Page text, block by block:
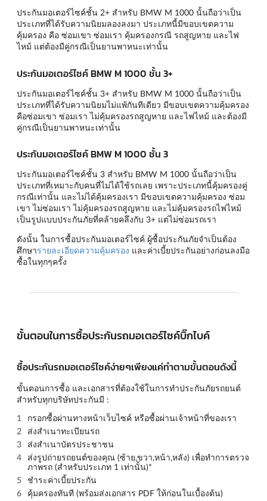
ประกันมอเตอร์ไซค์ชั้น 2+ สำหรับ BMW M 1000 นั้นถือว่าเป็น
ประเภทที่ได้รับความนิยมลองลงมา ประเภทนี้มีขอบเขตความ
คุ้มครอง คือ ซ่อมเขา ซ่อมเรา คุ้มครองกรณี รถสูญหาย และไฟ
ไหม้ แต่ต้องมีคู่กรณีเป็นยานพาหนะเท่านั้น
ประกันมอเตอร์ไซค์ BMW M 1000 ชั้น 3+
ประกันมอเตอร์ไซค์ชั้น 3+ สำหรับ BMW M 1000 นั้นถือว่าเป็น
ประเภทที่ได้รับความนิยมไม่แพ้กันทีเดียว มีขอบเขตความคุ้มครอง
คือซ่อมเขา ซ่อมเรา ไม่คุ้มครองรถสูญหาย และไฟไหม้ และต้องมี
คู่กรณีเป็นยานพาหนะเท่านั้น
ประกันมอเตอร์ไซค์ BMW M 1000 ชั้น 3
ประกันมอเตอร์ไซค์ชั้น 3 สำหรับ BMW M 1000 นั้นถือว่าเป็น
ประเภทที่เหมาะกับคนที่ไม่ได้ใช้รถเลย เพราะประเภทนี้คุ้มครองคู่
กรณีเท่านั้น และไม่ได้คุ้มครองเรา มีขอบเขตความคุ้มครอง ซ่อม
เขา ไม่ซ่อมเรา ไม่คุ้มครองรถสูญหาย และไม่คุ้มครองรถไฟไหม้
เป็นรูปแบบประกันภัยที่คล้ายคลึงกับ 3+ แต่ไม่ซ่อมรถเรา
ดังนั้น ในการซื้อประกันมอเตอร์ไซค์ ผู้ซื้อประกันภัยจำเป็นต้อง
ศึกษารายละเอียดความคุ้มครอง และค่าเบี้ยประกันอย่างก่อนลงมือ
ซื้อในทุกๆครั้ง
ขั้นตอนในการซื้อประกันรถมอเตอร์ไซค์บิ๊กไบค์
ซื้อประกันรถมอเตอร์ไซค์ง่ายๆเพียงแค่ทำตามขั้นตอนดังนี้
ขั้นตอนการซื้อ และเอกสารที่ต้องใช้ในการทำประกันภัยรถยนต์
สำหรับทุกบริษัทประกันมี :
กรอกซื้อผ่านทางหน้าเว็บไซค์ หรือซื้อผ่านเจ้าหน้าที่ของเรา
ส่งสำเนาทะเบียนรถ
ส่งสำเนาบัตรประชาชน
ส่งรูปถ่ายรถยนต์ของคุณ (ซ้าย,ขวา,หน้า,หลัง) เพื่อทำการตรวจ
ภาพรถ (สำหรับประเภท 1 เท่านั้น)*
ชำระค่าเบี้ยประกัน
คุ้มครองทันที (พร้อมส่งเอกสาร PDF ให้ก่อนในเบื้องต้น)